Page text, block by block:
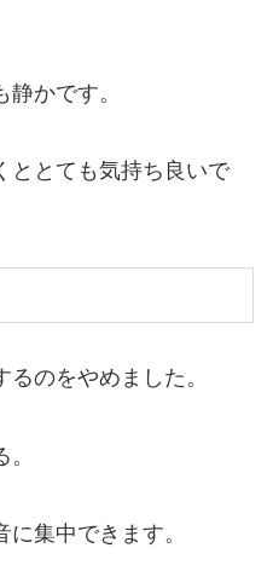
かです。
ととても気持ち良いで
のをやめました。
集中できます。